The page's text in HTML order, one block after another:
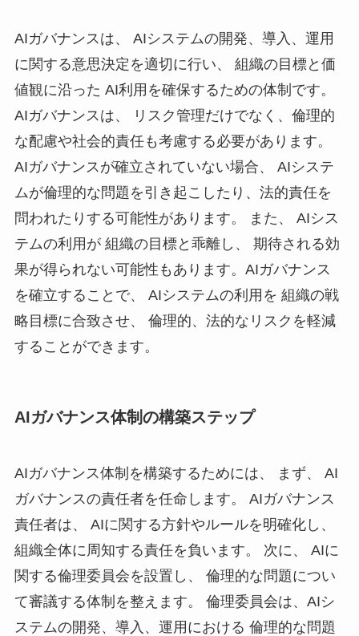
AIガバナンスは、 AIシステムの開発、導入、運用
に関する意思決定を適切に行い、 組織の目標と価
値観に沿った AI利用を確保するための体制です。
AIガバナンスは、 リスク管理だけでなく、倫理的
な配慮や社会的責任も考慮する必要があります。
AIガバナンスが確立されていない場合、 AIシステ
ムが倫理的な問題を引き起こしたり、法的責任を
問われたりする可能性があります。 また、 AIシス
テムの利用が 組織の目標と乖離し、 期待される効
果が得られない可能性もあります。AIガバナンス
を確立することで、 AIシステムの利用を 組織の戦
略目標に合致させ、 倫理的、法的なリスクを軽減
することができます。
AIガバナンス体制の構築ステップ
AIガバナンス体制を構築するためには、 まず、 AI
ガバナンスの責任者を任命します。 AIガバナンス
責任者は、 AIに関する方針やルールを明確化し、
組織全体に周知する責任を負います。 次に、 AIに
関する倫理委員会を設置し、 倫理的な問題につい
て審議する体制を整えます。 倫理委員会は、AIシ
ステムの開発、導入、運用における 倫理的な問題